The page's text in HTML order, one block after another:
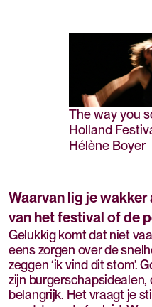
The way you
Holland
Hélène Boyer
Waarvan lig je
van het festival of de
Gelukkig komt dat niet
eens zorgen over de
zeggen ‘ik vind dit stom’.
zijn burgerschapsidealen,
belangrijk. Het vraagt je